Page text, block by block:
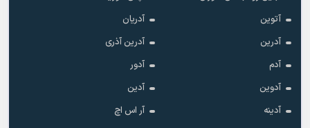
آتوین
آدریان
آدرین
آدرین آذری
آدم
آدور
آدوین
آدین
آدینه
آر اس اچ